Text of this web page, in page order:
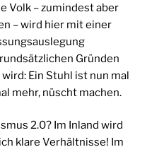
Volk – zumindest aber
– wird hier mit einer
Gründen
Ein Stuhl ist nun mal
mehr, nüscht machen.
2.0? Im Inland wird
klare Verhältnisse! Im